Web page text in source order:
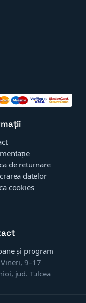
de returnare
datelor
cookies
și program
9–17
jud. Tulcea